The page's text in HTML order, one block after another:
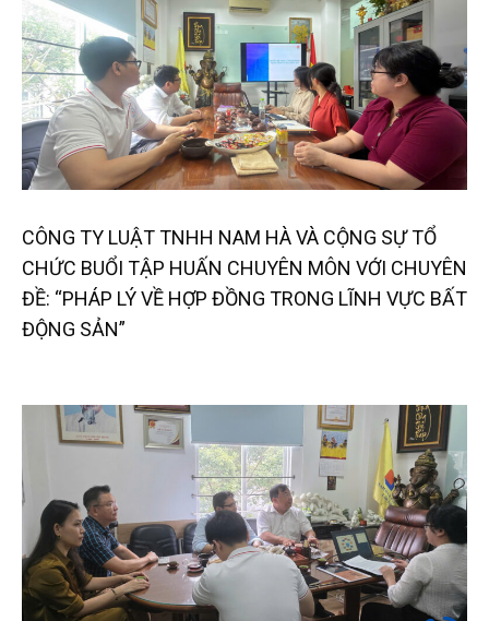
CÔNG TY LUẬT TNHH NAM HÀ VÀ CỘNG SỰ TỔ
CHỨC BUỔI TẬP HUẤN CHUYÊN MÔN VỚI CHUYÊN
ĐỀ: “PHÁP LÝ VỀ HỢP ĐỒNG TRONG LĨNH VỰC BẤT
ĐỘNG SẢN”